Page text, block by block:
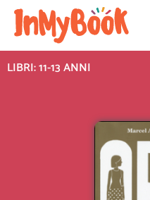
Vai
contenuto
LIBRI: 11-13 ANNI